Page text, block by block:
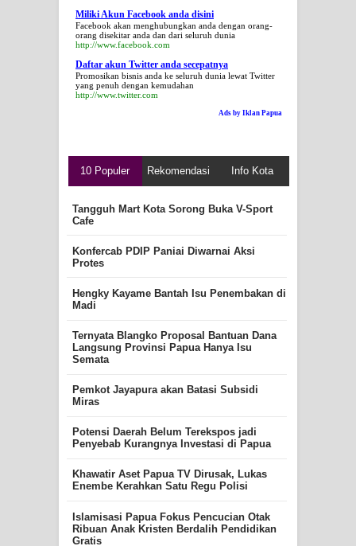
Miliki Akun Facebook anda disini
Facebook akan menghubungkan anda dengan orang-
orang disekitar anda dan dari seluruh dunia
http://www.facebook.com
Daftar akun Twitter anda secepatnya
Promosikan bisnis anda ke seluruh dunia lewat Twitter
yang penuh dengan kemudahan
http://www.twitter.com
Ads by Iklan Papua
10 Populer Rekomendasi Info Kota
Tangguh Mart Kota Sorong Buka V-Sport
Cafe
Konfercab PDIP Paniai Diwarnai Aksi
Protes
Hengky Kayame Bantah Isu Penembakan di
Madi
Ternyata Blangko Proposal Bantuan Dana
Langsung Provinsi Papua Hanya Isu
Semata
Pemkot Jayapura akan Batasi Subsidi
Miras
Potensi Daerah Belum Terekspos jadi
Penyebab Kurangnya Investasi di Papua
Khawatir Aset Papua TV Dirusak, Lukas
Enembe Kerahkan Satu Regu Polisi
Islamisasi Papua Fokus Pencucian Otak
Ribuan Anak Kristen Berdalih Pendidikan
Gratis